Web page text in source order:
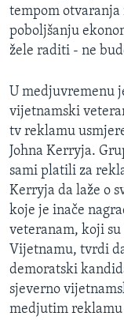
O GLASU AMERIKE
Learning English
PRATITE NAS
Jezici
tempom
poboljšanju
žele raditi - ne
U medjuvremenu
vijetnamski
tv reklamu
Johna Kerryja.
sami platili za
Kerryja da laže o
koje je inače
veteranam, koji
Vijetnamu, tvrdi
demoratski
sjeverno
medjutim reklamu